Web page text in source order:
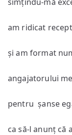
am ridicat
și am format
angajatorului
pentru șanse
ca să-l anunț că